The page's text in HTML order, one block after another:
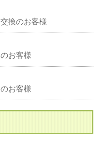
換のお客様
お客様
お客様